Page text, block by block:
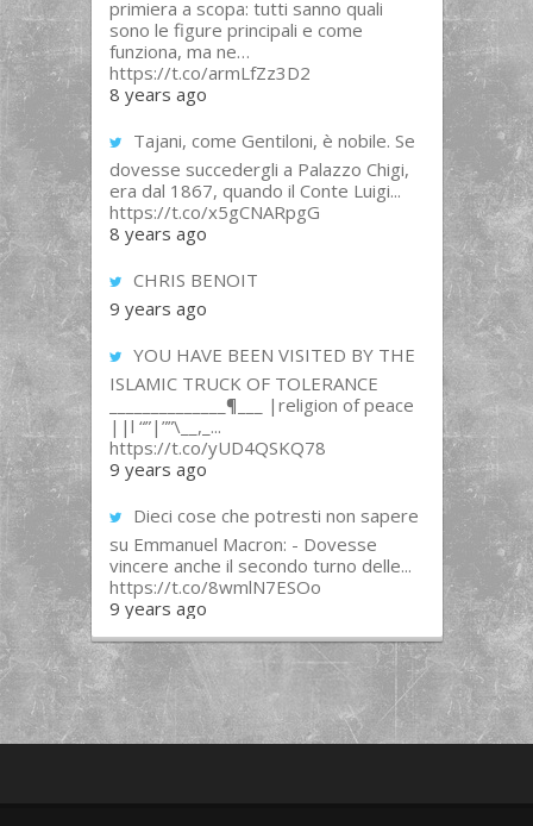
primiera a scopa: tutti sanno quali
sono le figure principali e come
funziona, ma ne…
https://t.co/armLfZz3D2
8 years ago
Tajani, come Gentiloni, è nobile. Se
dovesse succedergli a Palazzo Chigi,
era dal 1867, quando il Conte Luigi...
https://t.co/x5gCNARpgG
8 years ago
CHRIS BENOIT
9 years ago
YOU HAVE BEEN VISITED BY THE
ISLAMIC TRUCK OF TOLERANCE
______________¶___ |religion of peace
||l “”|””\__,_...
https://t.co/yUD4QSKQ78
9 years ago
Dieci cose che potresti non sapere
su Emmanuel Macron: - Dovesse
vincere anche il secondo turno delle...
https://t.co/8wmlN7ESOo
9 years ago